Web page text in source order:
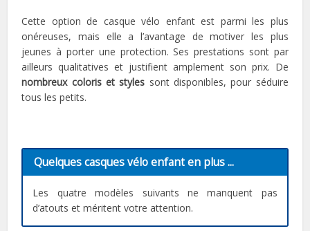
Cette option de casque vélo enfant est parmi les plus
onéreuses, mais elle a l’avantage de motiver les plus
jeunes à porter une protection. Ses prestations sont par
ailleurs qualitatives et justifient amplement son prix. De
nombreux coloris et styles sont disponibles, pour séduire
tous les petits.
Quelques casques vélo enfant en plus ...
Les quatre modèles suivants ne manquent pas
d’atouts et méritent votre attention.